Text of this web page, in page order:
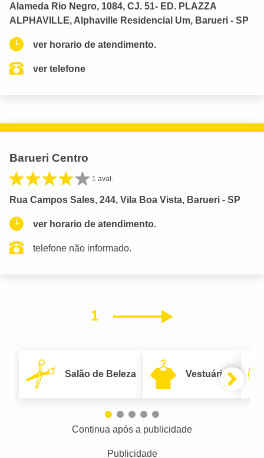
Alameda Rio Negro, 1084, CJ. 51- ED. PLAZZA
ALPHAVILLE, Alphaville Residencial Um, Barueri - SP
ver horario de atendimento.
ver telefone
Barueri Centro
1 aval.
Rua Campos Sales, 244, Vila Boa Vista, Barueri - SP
ver horario de atendimento.
telefone não informado.
1 Próximo
Salão de Beleza Vestuário
Continua após a publicidade
Publicidade